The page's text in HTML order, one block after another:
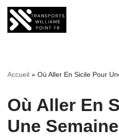
Aller
Accueil » Où Aller En Sicile Pour
Où Aller En
Une